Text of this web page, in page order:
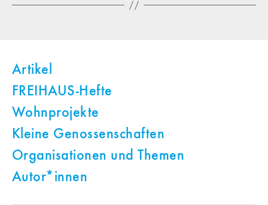
Artikel
FREIHAUS-Hefte
Wohnprojekte
Kleine Genossenschaften
Organisationen und Themen
Autor*innen